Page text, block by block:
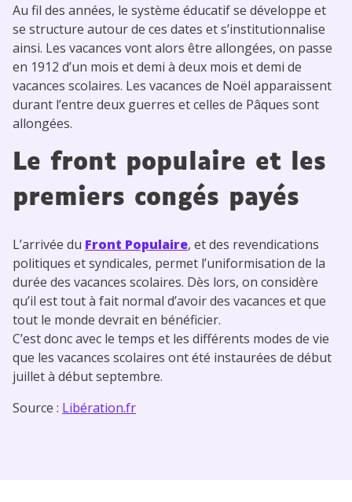
Au fil des années, le système éducatif se développe et
se structure autour de ces dates et s’institutionnalise
ainsi. Les vacances vont alors être allongées, on passe
en 1912 d’un mois et demi à deux mois et demi de
vacances scolaires. Les vacances de Noël apparaissent
durant l’entre deux guerres et celles de Pâques sont
allongées.
Le front populaire et les
premiers congés payés
L’arrivée du Front Populaire, et des revendications
politiques et syndicales, permet l’uniformisation de la
durée des vacances scolaires. Dès lors, on considère
qu’il est tout à fait normal d’avoir des vacances et que
tout le monde devrait en bénéficier.
C’est donc avec le temps et les différents modes de vie
que les vacances scolaires ont été instaurées de début
juillet à début septembre.
Source : Libération.fr